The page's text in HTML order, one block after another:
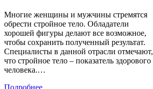
Многие женщины и мужчины стремятся
обрести стройное тело. Обладатели
хорошей фигуры делают все возможное,
чтобы сохранить полученный результат.
Специалисты в данной отрасли отмечают,
что стройное тело – показатель здорового
человека.…
Подробнее